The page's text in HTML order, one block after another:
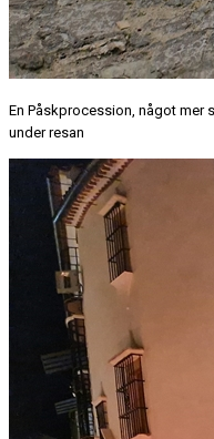
En Påskprocession, något mer
under resan